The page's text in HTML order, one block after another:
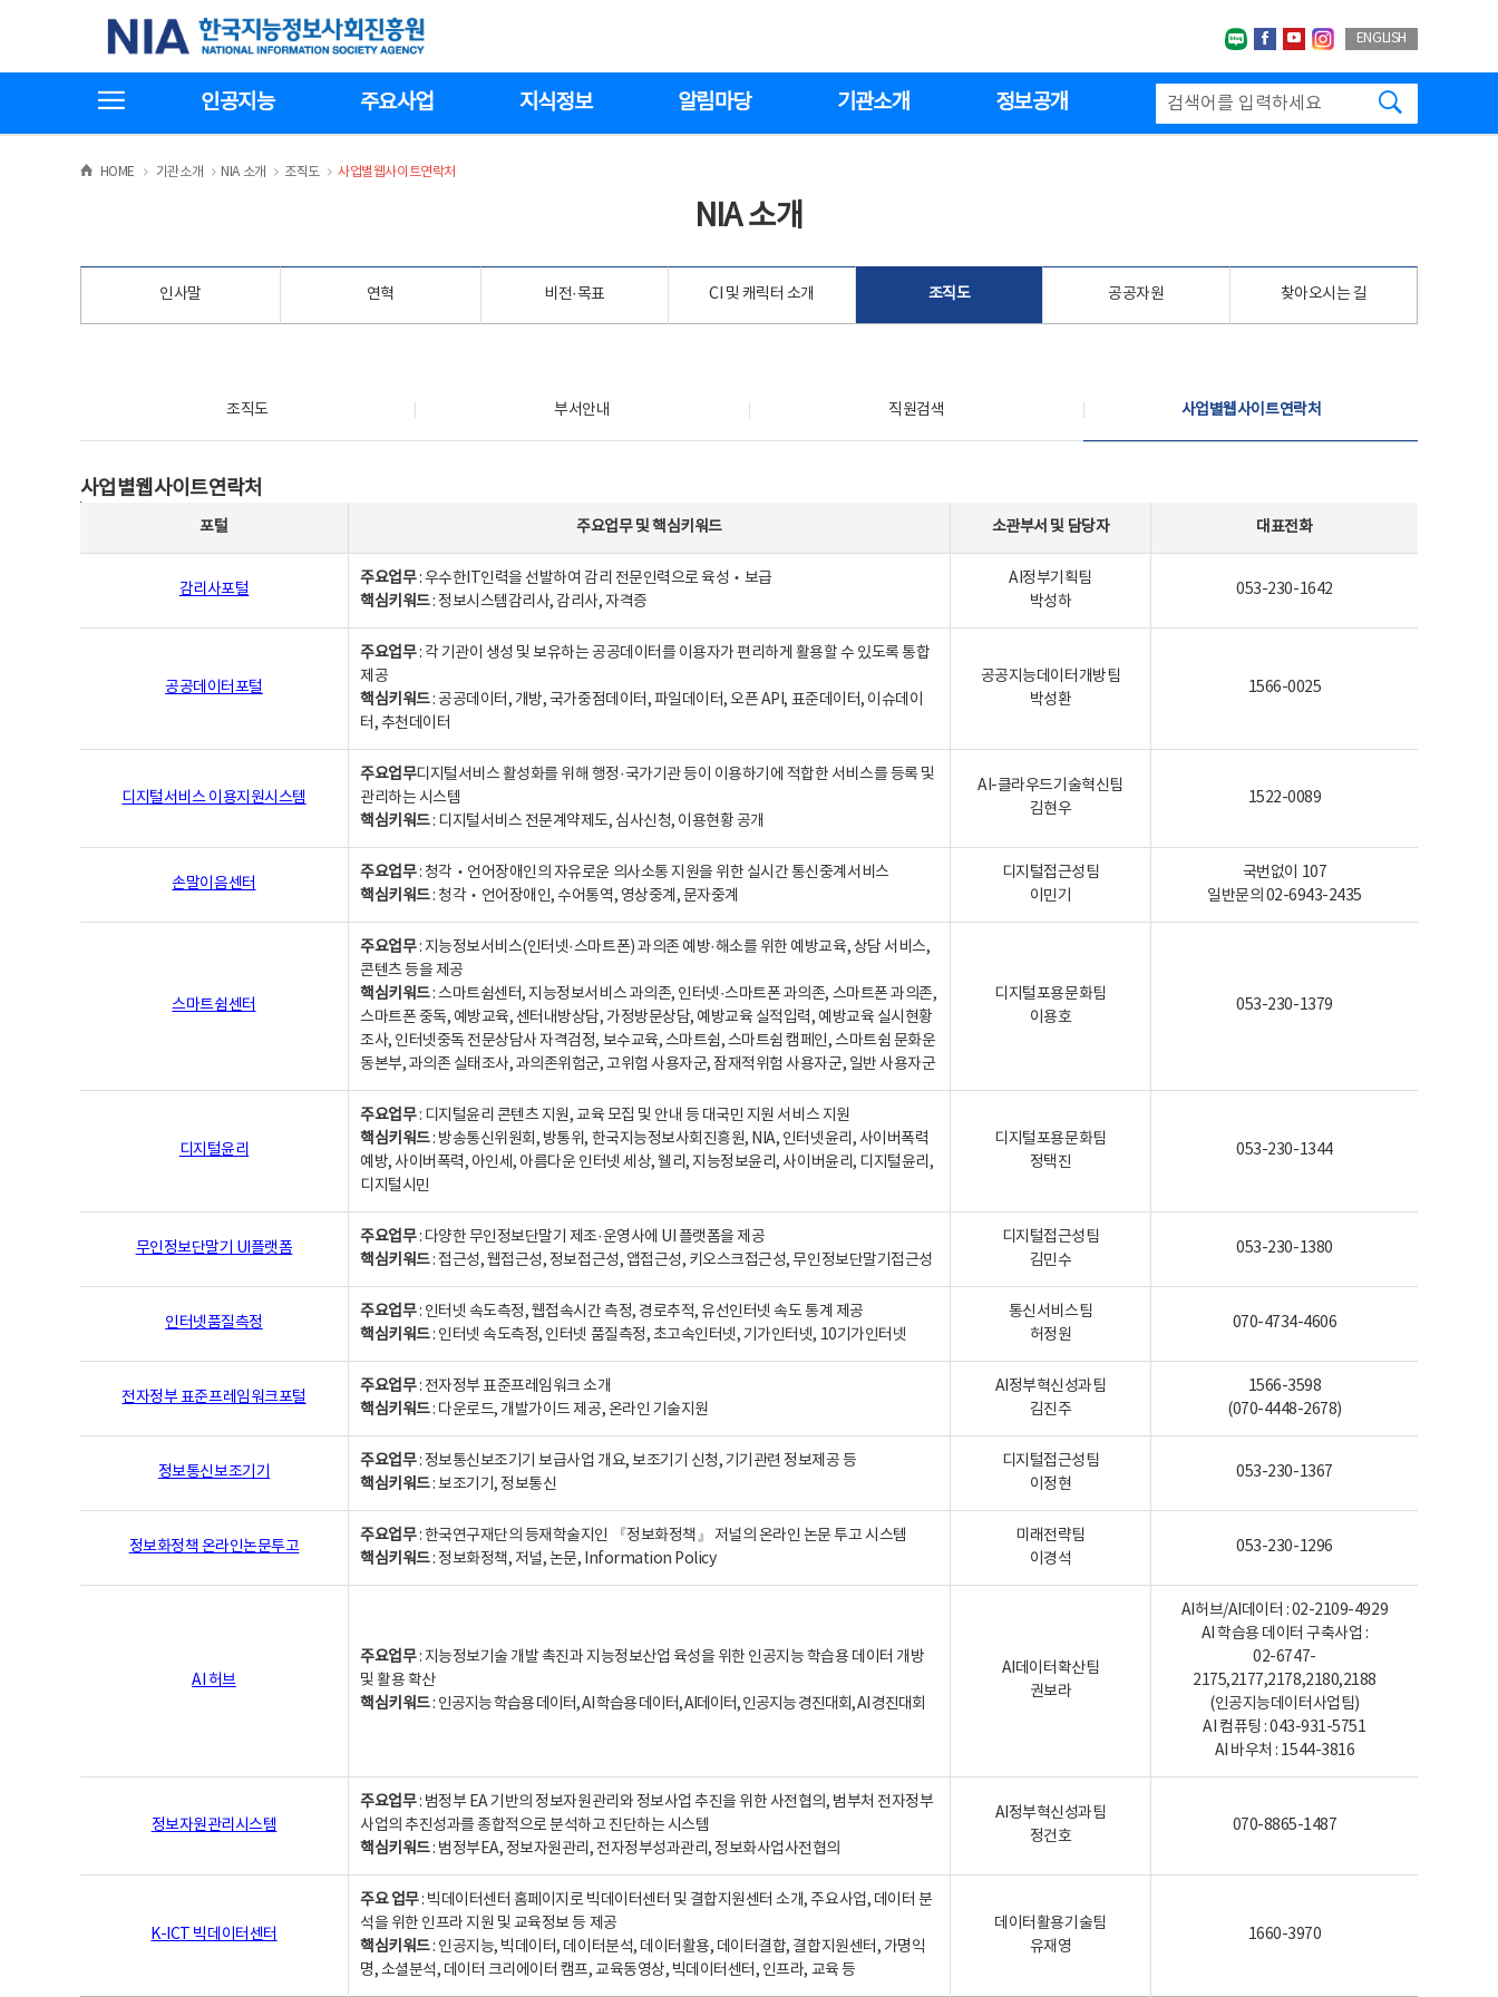
기
한국지능정보사회진흥원
네이버블로그
페이스북
유투브인스타그랩
ENGLISH
인공지능 주요사업 지식정보 알림마당 기관소개 정보공개
HOME >
기관소개 >NIA 소개 >
조직도 >
사업별웹사이트연락처
NIA 소개
인사말 연혁 비전·목표 CI 및 캐릭터 소개 조직도 공공자원 찾아오시는 길
조직도 부서안내 직원검색 사업별웹사이트연락처
사업별웹사이트연락처
포털 주요업무및핵심키워드 소관부서 및 담당자 대표전화
감리사포털
주요업무: 우수한IT인력을 선발하여 감리 전문인력으로 육성‧보급
핵심키워드: 정보시스템감리사, 감리사, 자격증
AI정부기획팀
박성하
053-230-1642
공공데이터포털
주요업무: 각 기관이 생성 및 보유하는 공공데이터를 이용자가 편리하게 활용할 수 있도록 통합
제공
핵심키워드: 공공데이터, 개방, 국가중점데이터, 파일데이터, 오픈 API, 표준데이터, 이슈데이
터, 추천데이터
공공지능데이터개방팀
박성환
1566-0025
디지털서비스 이용지원시스템
주요업무디지털서비스 활성화를 위해 행정·국가기관 등이 이용하기에 적합한 서비스를 등록 및
관리하는 시스템
핵심키워드: 디지털서비스 전문계약제도, 심사신청, 이용현황 공개
AI-클라우드기술혁신팀
김현우
1522-0089
손말이음센터
주요업무: 청각‧언어장애인의 자유로운 의사소통 지원을 위한 실시간 통신중계서비스
핵심키워드: 청각‧언어장애인, 수어통역, 영상중계, 문자중계
디지털접근성팀
이민기
국번없이 107
일반문의 02-6943-2435
스마트쉼센터
주요업무: 지능정보서비스(인터넷·스마트폰) 과의존 예방·해소를 위한 예방교육, 상담 서비스,
콘텐츠 등을 제공
핵심키워드: 스마트쉼센터, 지능정보서비스 과의존, 인터넷·스마트폰 과의존, 스마트폰 과의존,
스마트폰 중독, 예방교육, 센터내방상담, 가정방문상담, 예방교육 실적입력, 예방교육 실시현황
조사, 인터넷중독 전문상담사 자격검정, 보수교육, 스마트쉼, 스마트쉼 캠페인, 스마트쉼 문화운
동본부, 과의존 실태조사, 과의존위험군, 고위험 사용자군, 잠재적위험 사용자군, 일반 사용자군
디지털포용문화팀
이용호
053-230-1379
디지털윤리
주요업무: 디지털윤리 콘텐츠 지원, 교육 모집 및 안내 등 대국민 지원 서비스 지원
핵심키워드: 방송통신위원회, 방통위, 한국지능정보사회진흥원, NIA, 인터넷윤리, 사이버폭력
예방, 사이버폭력, 아인세, 아름다운 인터넷 세상, 웰리, 지능정보윤리, 사이버윤리, 디지털윤리,
디지털시민
디지털포용문화팀
정택진
053-230-1344
무인정보단말기 UI플랫폼
주요업무: 다양한 무인정보단말기 제조·운영사에 UI 플랫폼을 제공
핵심키워드: 접근성, 웹접근성, 정보접근성, 앱접근성, 키오스크접근성, 무인정보단말기접근성
디지털접근성팀
김민수
053-230-1380
인터넷품질측정
주요업무: 인터넷 속도측정, 웹접속시간 측정, 경로추적, 유선인터넷 속도 통계 제공
핵심키워드: 인터넷 속도측정, 인터넷 품질측정, 초고속인터넷, 기가인터넷, 10기가인터넷
통신서비스팀
허정원
070-4734-4606
전자정부 표준프레임워크포털
주요업무: 전자정부 표준프레임워크 소개
핵심키워드: 다운로드, 개발가이드 제공, 온라인 기술지원
AI정부혁신성과팀
김진주
1566-3598
(070-4448-2678)
정보통신보조기기
주요업무: 정보통신보조기기 보급사업 개요, 보조기기 신청, 기기관련 정보제공 등
핵심키워드: 보조기기, 정보통신
디지털접근성팀
이정현
053-230-1367
정보화정책 온라인논문투고
주요업무: 한국연구재단의 등재학술지인 『정보화정책』 저널의 온라인 논문 투고 시스템
핵심키워드: 정보화정책, 저널, 논문, Information Policy
미래전략팀
이경석
053-230-1296
AI 허브
주요업무: 지능정보기술 개발 촉진과 지능정보산업 육성을 위한 인공지능 학습용 데이터 개방
및 활용 확산
핵심키워드: 인공지능 학습용 데이터, AI 학습용 데이터, AI데이터, 인공지능 경진대회, AI 경진대회
AI데이터확산팀
권보라
AI허브/AI데이터 : 02-2109-4929
AI 학습용 데이터 구축사업 :
02-6747-
2175,2177,2178,2180,2188
(인공지능데이터사업팀)
AI 컴퓨팅 : 043-931-5751
AI 바우처 : 1544-3816
정보자원관리시스템
주요업무: 범정부 EA 기반의 정보자원관리와 정보사업 추진을 위한 사전협의, 범부처 전자정부
사업의 추진성과를 종합적으로 분석하고 진단하는 시스템
핵심키워드: 범정부EA, 정보자원관리, 전자정부성과관리, 정보화사업사전협의
AI정부혁신성과팀
정건호
070-8865-1487
K-ICT 빅데이터센터
주요 업무: 빅데이터센터 홈페이지로 빅데이터센터 및 결합지원센터 소개, 주요사업, 데이터 분
석을 위한 인프라 지원 및 교육정보 등 제공
핵심키워드: 인공지능, 빅데이터, 데이터분석, 데이터활용, 데이터결합, 결합지원센터, 가명익
명, 소셜분석, 데이터 크리에이터 캠프, 교육동영상, 빅데이터센터, 인프라, 교육 등
데이터활용기술팀
유재영
1660-3970